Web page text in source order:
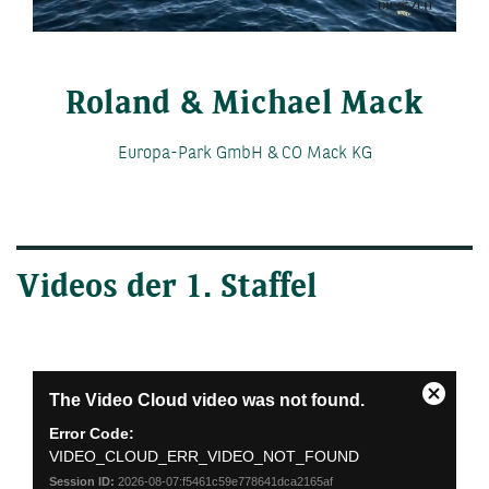
Video
Roland & Michael Mack
Europa-Park GmbH & CO Mack KG
Videos der 1. Staffel
modal
window.
The Video Cloud video was not found.
Error Code:
VIDEO_CLOUD_ERR_VIDEO_NOT_FOUND
Session ID: 2026-08-07:f5461c59e778641dca2165af
Close